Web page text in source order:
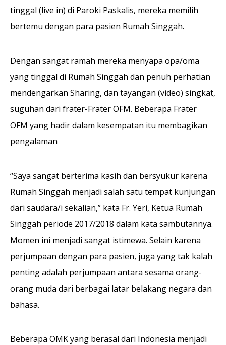
tinggal (live in) di Paroki Paskalis, mereka memilih
bertemu dengan para pasien Rumah Singgah.
Dengan sangat ramah mereka menyapa opa/oma
yang tinggal di Rumah Singgah dan penuh perhatian
mendengarkan Sharing, dan tayangan (video) singkat,
suguhan dari frater-Frater OFM. Beberapa Frater
OFM yang hadir dalam kesempatan itu membagikan
pengalaman
“Saya sangat berterima kasih dan bersyukur karena
Rumah Singgah menjadi salah satu tempat kunjungan
dari saudara/i sekalian,” kata Fr. Yeri, Ketua Rumah
Singgah periode 2017/2018 dalam kata sambutannya.
Momen ini menjadi sangat istimewa. Selain karena
perjumpaan dengan para pasien, juga yang tak kalah
penting adalah perjumpaan antara sesama orang-
orang muda dari berbagai latar belakang negara dan
bahasa.
Beberapa OMK yang berasal dari Indonesia menjadi